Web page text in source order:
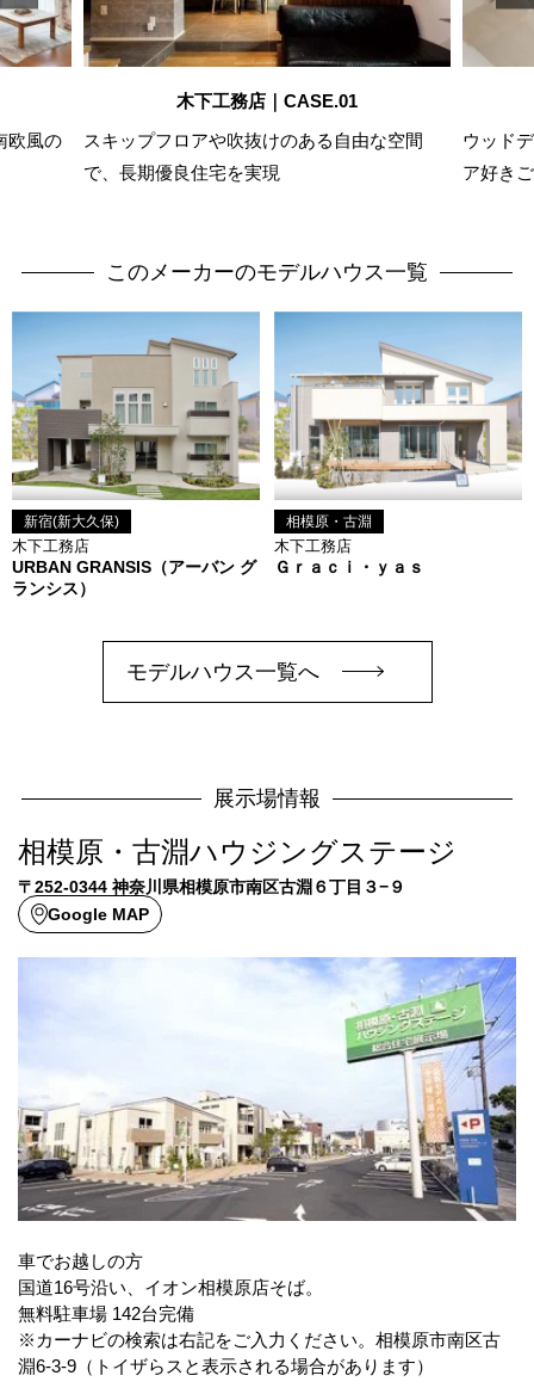
欧風の
木下工務店｜CASE.01
スキップフロアや吹抜けのある自由な空間
で、長期優良住宅を実現
ウッド
ア好き
このメーカーのモデルハウス一覧
新宿(新大久保)
木下工務店
URBAN GRANSIS（アーバン グ
ランシス）
相模原・古淵
木下工務店
Ｇｒａｃｉ・ｙａｓ
モデルハウス一覧へ
展示場情報
相模原・古淵ハウジングステージ
〒252-0344 神奈川県相模原市南区古淵６丁目３−９
Google MAP
車でお越しの方
国道16号沿い、イオン相模原店そば。
無料駐車場 142台完備
※カーナビの検索は右記をご入力ください。相模原市南区古
淵6-3-9（トイザらスと表示される場合があります）